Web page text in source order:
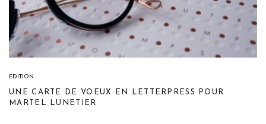
EDITION
UNE CARTE DE VOEUX EN LETTERPRESS POUR
MARTEL LUNETIER